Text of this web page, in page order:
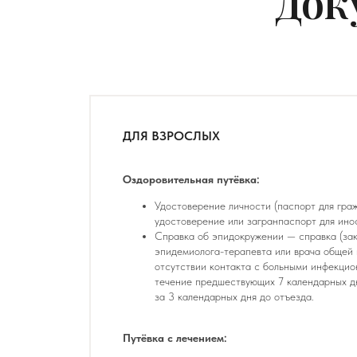
ДЛЯ ВЗРОСЛЫХ
Оздоровительная путёвка:
Удостоверение личности (паспорт для
удостоверение или загранпаспорт для
Справка об эпидокружении — справка
эпидемиолога-терапевта или врача
отсутствии контакта с больными
течение предшествующих 7 календарных
за 3 календарных дня до отъезда.
Путёвка с лечением: